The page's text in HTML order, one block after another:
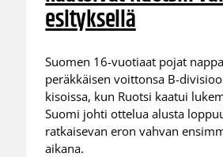
esityksellä
Suomen 16-vuotiaat pojat
peräkkäisen voittonsa B-
kisoissa, kun Ruotsi kaatui
Suomi johti ottelua alusta
ratkaisevan eron vahvan
aikana.